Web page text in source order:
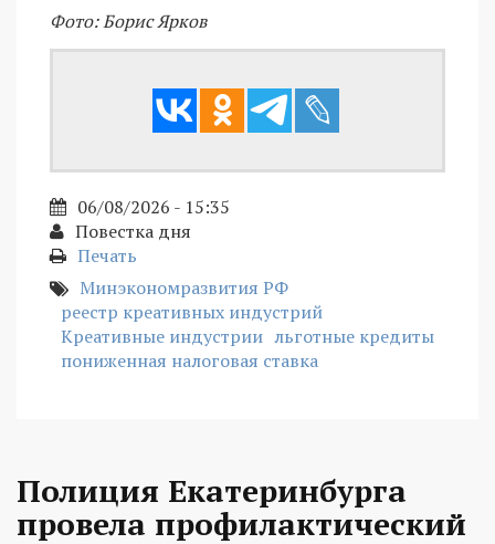
Фото: Борис Ярков
06/08/2026 - 15:35
Повестка дня
Печать
Минэкономразвития РФ
реестр креативных индустрий
Креативные индустрии льготные кредиты
пониженная налоговая ставка
Полиция Екатеринбурга
провела профилактический